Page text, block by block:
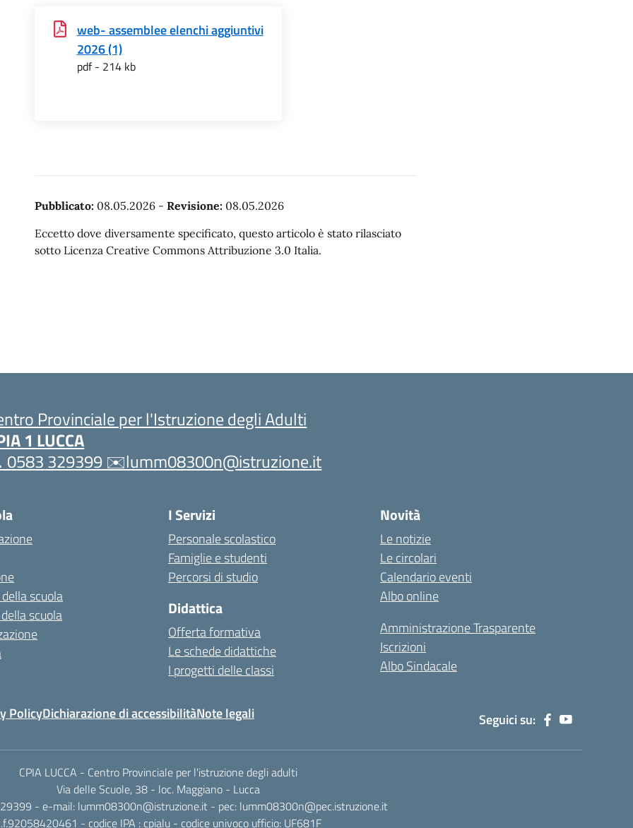
web- assemblee elenchi aggiuntivi
2026 (1)
pdf - 214 kb
Pubblicato: 08.05.2026 - Revisione: 08.05.2026
Eccetto dove diversamente specificato, questo articolo è stato rilasciato
sotto Licenza Creative Commons Attribuzione 3.0 Italia.
Provinciale per l'Istruzione degli Adulti
1 LUCCA
0583 329399 ✉️lumm08300n@istruzione.it
scuola
scuola
I Servizi
Personale scolastico
Famiglie e studenti
Percorsi di studio
Didattica
Offerta formativa
Le schede didattiche
I progetti delle classi
Novità
Le notizie
Le circolari
Calendario eventi
Albo online
Amministrazione Trasparente
Iscrizioni
Albo Sindacale
PolicyDichiarazione di accessibilitàNote legali Seguici su:
CPIA LUCCA - Centro Provinciale per l'istruzione degli adulti
Via delle Scuole, 38 - loc. Maggiano - Lucca
- e-mail: lumm08300n@istruzione.it - pec: lumm08300n@pec.istruzione.it
- codice IPA : cpialu - codice univoco ufficio: UF681F